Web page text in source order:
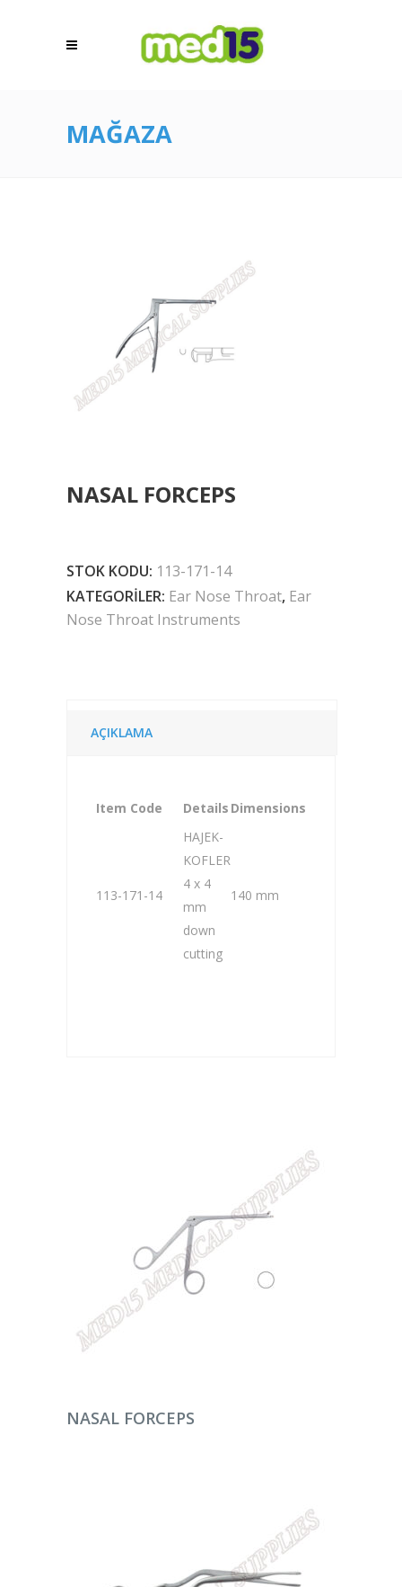
MAĞAZA
NASAL FORCEPS
STOK KODU: 113-171-14
KATEGORILER: Ear Nose Throat, Ear
Nose Throat Instruments
AÇIKLAMA
Item Code Details Dimensions
113-171-14
HAJEK-
KOFLER
4 x 4
mm
down
cutting
140 mm
DEVAMINI OKU
NASAL FORCEPS